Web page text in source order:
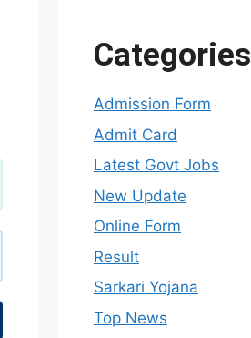
Categories
Admission Form
Admit Card
Latest Govt Jobs
New Update
Online Form
Result
Sarkari Yojana
Top News